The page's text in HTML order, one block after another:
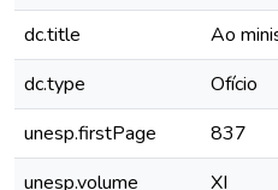
dc.title
Ao
dc.type
Ofício
unesp.firstPage
837
unesp.volume
XI